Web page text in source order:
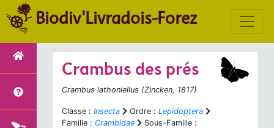
Biodiv'Livradois-Forez
Crambus des prés
Crambus lathoniellus (Zincken, 1817)
Classe : Insecta Ordre : Lepidoptera
Famille : Crambidae
Sous-Famille :